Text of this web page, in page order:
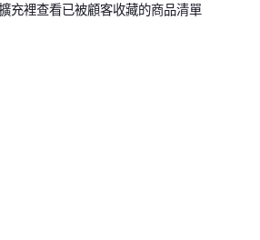
充裡查看已被顧客收藏的商品清單